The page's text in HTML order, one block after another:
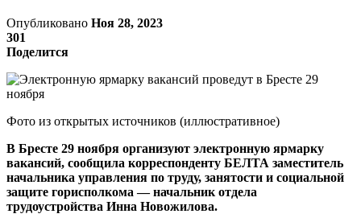
Опубликовано Ноя 28, 2023
301
Поделится
Фото из открытых источников (иллюстративное)
В Бресте 29 ноября организуют электронную ярмарку
вакансий, сообщила корреспонденту БЕЛТА заместитель
начальника управления по труду, занятости и социальной
защите горисполкома — начальник отдела
трудоустройства Инна Новожилова.